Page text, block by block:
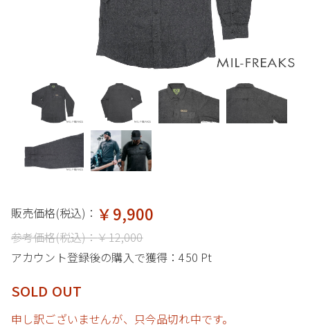
販売価格(税込)： ￥9,900
参考価格(税込)：￥12,000
アカウント登録後の購入で獲得：450 Pt
SOLD OUT
申し訳ございませんが、只今品切れ中です。